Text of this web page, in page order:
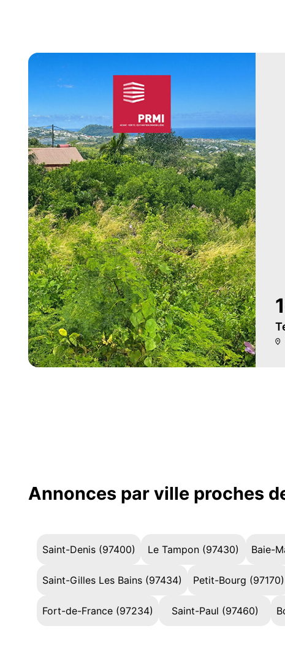
Annonces par ville proches
Saint-Denis (97400) Le Tampon (97430) Baie-
Saint-Gilles Les Bains (97434) Petit-Bourg (97170)
Fort-de-France (97234) Saint-Paul (97460)